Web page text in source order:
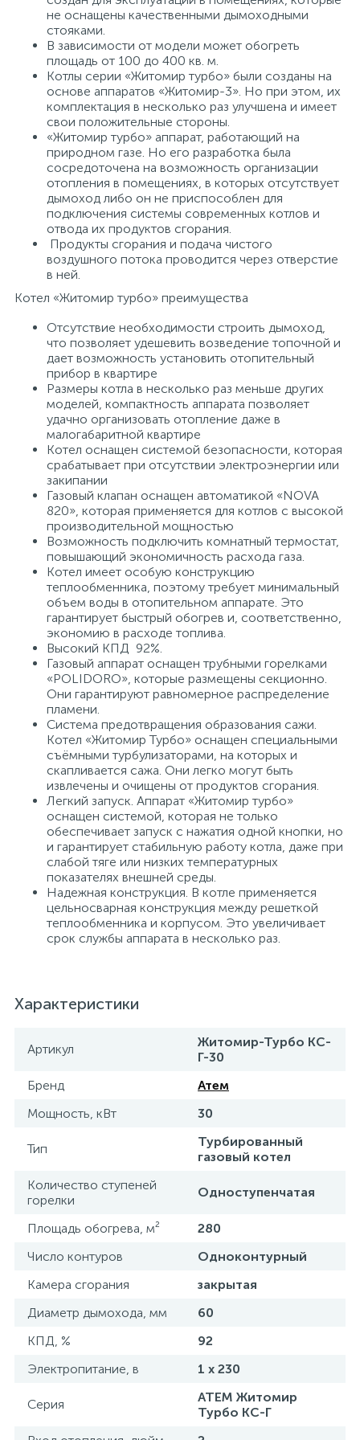
не оснащены качественными дымоходными
стояками.
В зависимости от модели может обогреть
площадь от 100 до 400 кв. м.
Котлы серии «Житомир турбо» были созданы на
основе аппаратов «Житомир-3». Но при этом, их
комплектация в несколько раз улучшена и имеет
свои положительные стороны.
«Житомир турбо» аппарат, работающий на
природном газе. Но его разработка была
сосредоточена на возможность организации
отопления в помещениях, в которых отсутствует
дымоход либо он не приспособлен для
подключения системы современных котлов и
отвода их продуктов сгорания.
Продукты сгорания и подача чистого
воздушного потока проводится через отверстие
в ней.
Котел «Житомир турбо» преимущества
Отсутствие необходимости строить дымоход,
что позволяет удешевить возведение топочной и
дает возможность установить отопительный
прибор в квартире
Размеры котла в несколько раз меньше других
моделей, компактность аппарата позволяет
удачно организовать отопление даже в
малогабаритной квартире
Котел оснащен системой безопасности, которая
срабатывает при отсутствии электроэнергии или
закипании
Газовый клапан оснащен автоматикой «NOVA
820», которая применяется для котлов с высокой
производительной мощностью
Возможность подключить комнатный термостат,
повышающий экономичность расхода газа.
Котел имеет особую конструкцию
теплообменника, поэтому требует минимальный
объем воды в отопительном аппарате. Это
гарантирует быстрый обогрев и, соответственно,
экономию в расходе топлива.
Высокий КПД 92%.
Газовый аппарат оснащен трубными горелками
«POLIDORO», которые размещены секционно.
Они гарантируют равномерное распределение
пламени.
Система предотвращения образования сажи.
Котел «Житомир Турбо» оснащен специальными
съёмными турбулизаторами, на которых и
скапливается сажа. Они легко могут быть
извлечены и очищены от продуктов сгорания.
Легкий запуск. Аппарат «Житомир турбо»
оснащен системой, которая не только
обеспечивает запуск с нажатия одной кнопки, но
и гарантирует стабильную работу котла, даже при
слабой тяге или низких температурных
показателях внешней среды.
Надежная конструкция. В котле применяется
цельносварная конструкция между решеткой
теплообменника и корпусом. Это увеличивает
срок службы аппарата в несколько раз.
Характеристики
Артикул
Житомир-Турбо КС-
Г-30
Бренд
Атем
Мощность, кВт
30
Тип
Турбированный
газовый котел
Количество ступеней
горелки
Одноступенчатая
Площадь обогрева, м²
280
Число контуров
Одноконтурный
Камера сгорания
закрытая
Диаметр дымохода, мм
60
КПД, %
92
Электропитание, в
1 x 230
Серия
АТЕМ Житомир
Турбо КС-Г